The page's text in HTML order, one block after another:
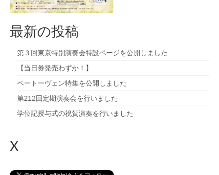
団員専用ページ
最新の投稿
第３回東京特別演奏会特設ページを公開しました
【当日券発売わずか！】
ベートーヴェン特集を公開しました
第212回定期演奏会を行いました
学位記授与式の祝賀演奏を行いました
X